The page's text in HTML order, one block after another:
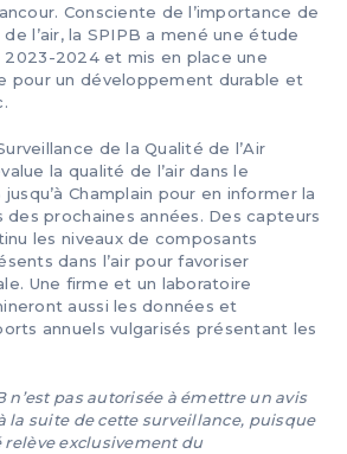
Consciente de l’importance de
l’air, la SPIPB a mené une étude
2024 et mis en place une
pour un développement durable et
de la Qualité de l’Air
la qualité de l’air dans le
Champlain pour en informer la
des prochaines années. Des capteurs
les niveaux de composants
dans l’air pour favoriser
Une firme et un laboratoire
aussi les données et
annuels vulgarisés présentant les
n’est pas autorisée à émettre un avis
la suite de cette surveillance, puisque
exclusivement du